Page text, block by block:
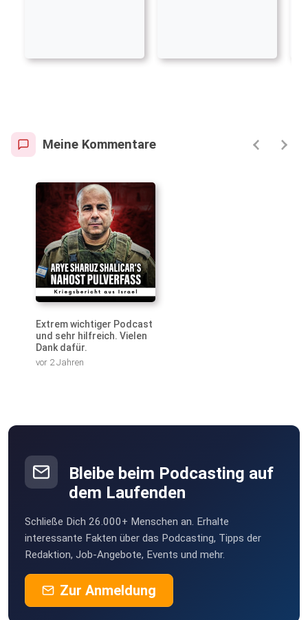
Meine Kommentare
Extrem wichtiger Podcast
und sehr hilfreich. Vielen
Dank dafür.
vor 2 Jahren
Bleibe beim Podcasting auf
dem Laufenden
Schließe Dich 26.000+ Menschen an. Erhalte
interessante Fakten über das Podcasting, Tipps der
Redaktion, Job-Angebote, Events und mehr.
Zur Anmeldung